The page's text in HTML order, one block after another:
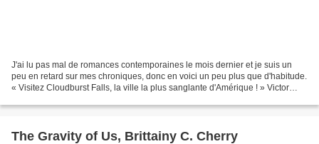
J'ai lu pas mal de romances contemporaines le mois dernier et je suis un
peu en retard sur mes chroniques, donc en voici un peu plus que d'habitude.
« Visitez Cloudburst Falls, la ville la plus sanglante d'Amérique ! » Victor
The Gravity of Us, Brittainy C. Cherry